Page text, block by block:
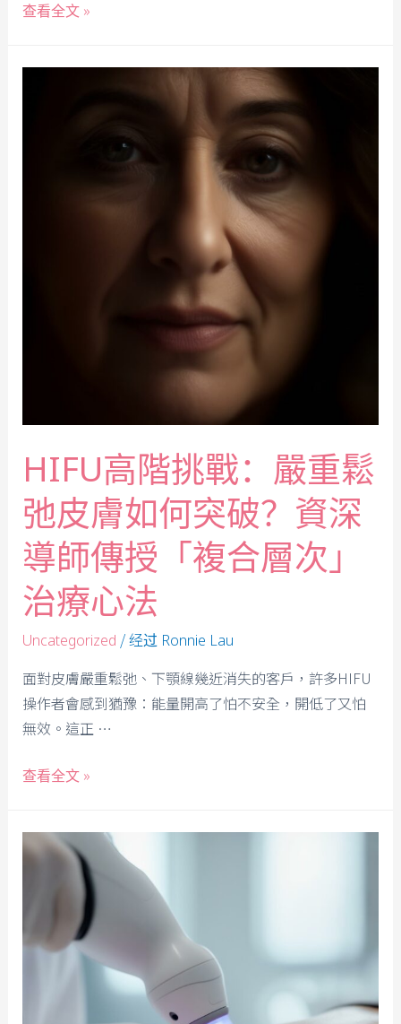
查看全文 »
HIFU高階挑戰：嚴重鬆
弛皮膚如何突破？資深
導師傳授「複合層次」
治療心法
Uncategorized / 经过 Ronnie Lau
面對皮膚嚴重鬆弛、下顎線幾近消失的客戶，許多HIFU
操作者會感到猶豫：能量開高了怕不安全，開低了又怕
無效。這正 …
查看全文 »